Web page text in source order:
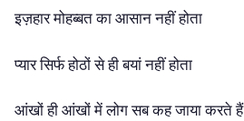
इज़हार मोहब्बत का आसान नहीं होता
प्यार सिर्फ होठों से ही बयां नहीं होता
आंखों ही आंखों में लोग सब कह जाया करते हैं